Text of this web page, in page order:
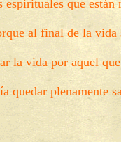
que están
al final de la vida
la vida por aquel
quedar plenamente